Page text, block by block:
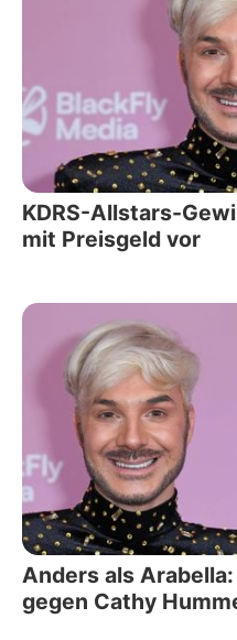
KDRS-Allstars-
mit Preisgeld vor
Anders als
gegen Cathy